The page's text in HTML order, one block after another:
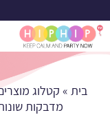
בית » קטלוג
מדבקות